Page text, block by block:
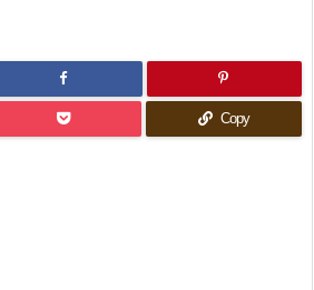
Copy